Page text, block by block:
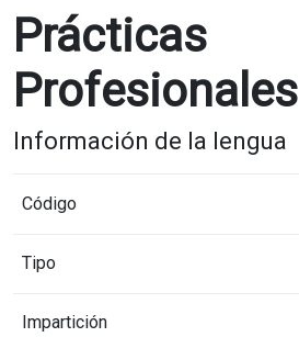
Prácticas
Profesionales
Información de la lengua
Código
Tipo
Impartición